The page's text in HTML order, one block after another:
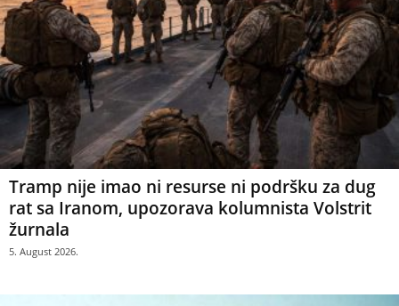
Tramp nije imao ni resurse ni podršku za dug
rat sa Iranom, upozorava kolumnista Volstrit
žurnala
5. August 2026.